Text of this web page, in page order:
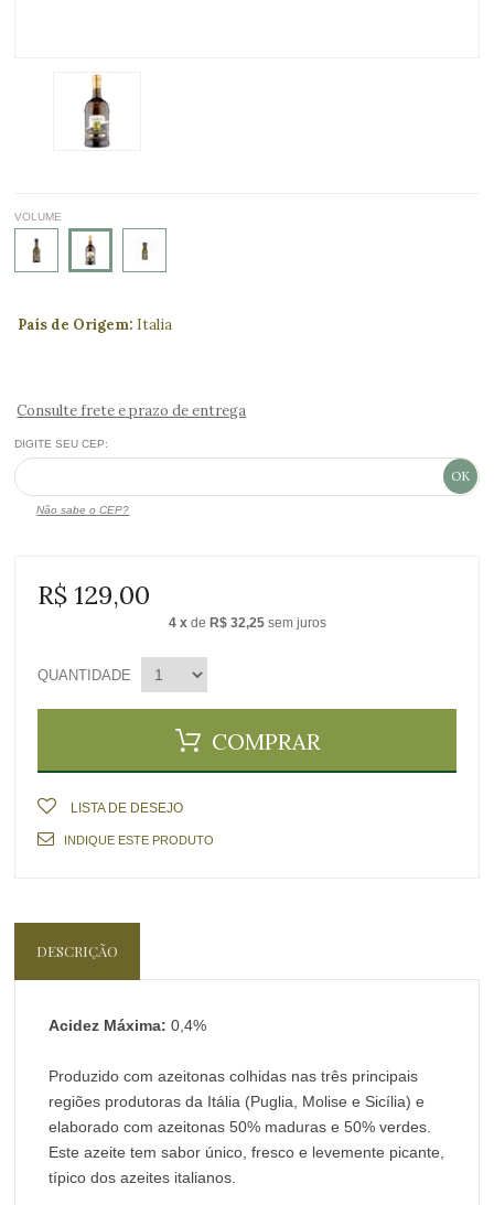
VOLUME
País de Origem: Italia
Consulte frete e prazo de entrega
DIGITE SEU CEP:
Não sabe o CEP?
R$ 129,00
4 x de R$ 32,25 sem juros
QUANTIDADE
COMPRAR
LISTA DE DESEJO
INDIQUE ESTE PRODUTO
DESCRIÇÃO
Acidez Máxima: 0,4%
Produzido com azeitonas colhidas nas três principais
regiões produtoras da Itália (Puglia, Molise e Sicília) e
elaborado com azeitonas 50% maduras e 50% verdes.
Este azeite tem sabor único, fresco e levemente picante,
típico dos azeites italianos.